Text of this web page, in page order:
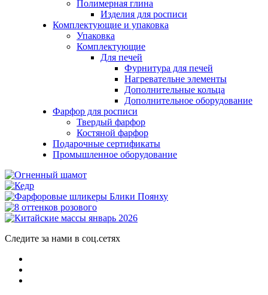
Полимерная глина
Изделия для росписи
Комплектующие и упаковка
Упаковка
Комплектующие
Для печей
Фурнитура для печей
Нагревательне элементы
Дополнительные кольца
Дополнительное оборудование
Фарфор для росписи
Твердый фарфор
Костяной фарфор
Подарочные сертификаты
Промышленное оборудование
Следите за нами в соц.сетях